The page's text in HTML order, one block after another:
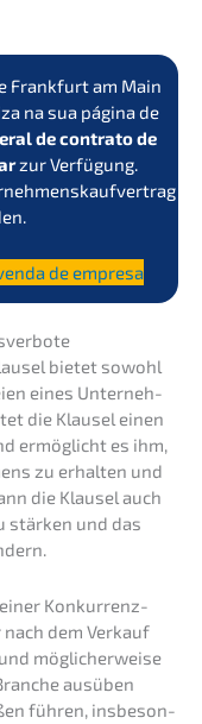
Frank­furt am Main
na sua página de
de contra­to de
zur Verfü­gung.
de empresa
bietet sowohl
eines Unter­neh­
die Klausel einen
ermög­licht es ihm,
zu erhal­ten und
die Klausel auch
stärken und das
einer Konkur­renz­
dem Verkauf
mögli­cher­wei­se
ausüben
führen, insbe­son­